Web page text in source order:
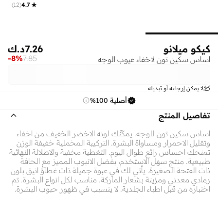
4.7
(
12
)
كيكو ميلانو
اساس سكين تون لاخفاء عيوب الوجه
د.ك7.26
7.85
-8%
لا يمكن إرجاعه أو تبديله
أصلية 100%
تفاصيل المنتج
اساس سكين تون للوجه. يمكّنك لونه الاخضر الخفيف من اخفاء
وتقليل الاحمرار ومساواة البشرة. التركيبة المخملية خفيفة الوزن
تمنحك احساس رائع طوال اليوم. التغطية مخفية والاطلالة النهائية
طبيعية. منتج سهل الاستخدم، بفضل الانبوب المميز مع الحافة
ذات الفتحة الصغيرة. يأتي لك في عبوة جميلة ذات غطاؤ انيق بلون
رمادي معدني ومزينة بشعار الماركة. مناسب لكل انواع البشرة. تم
اختباره من قبل اطباء الجلدية. لا يتسبب في ظهور حبوب البشرة.